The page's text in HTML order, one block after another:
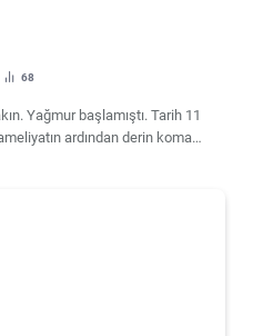
68
Yağmur başlamıştı. Tarih 11
ardından derin koma…